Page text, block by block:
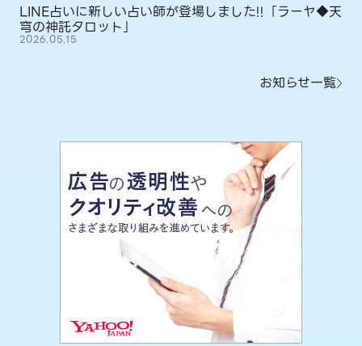
LINE占いに新しい占い師が登場しました!!「ラーヤ◆天
穹の神託タロット」
2026.05.15
お知らせ一覧